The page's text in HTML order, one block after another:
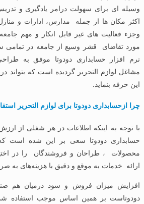
وسیله ای برای سهولت درامر یادگیری و
اکثر مکان ها از جمله مدارس، ادارات و
وجزء فعالیت های غیر قابل انکار و مهم
مورد تقاضای قشر وسیع از جامعه در تمامی
نرم افزار حسابداری دودوتا موفق به
مشاغل لوازم التحریر گردیده است که بتواند
این حرفه بنماید.
چرا ازحسابداری دودوتا برای لوازم التحریر
با توجه به اینکه اطلاعات در هر شغلی از
حسابداری دودوتا سعی بر این شده است که
محصولات ، طراحان و فروشندگان را در
ارائه خدمات به موقع و دقیق با هزینه‌های به
افزایش میزان فروش و سود درمیان هم
دودوتاست بر همین اساس موجب استفاده